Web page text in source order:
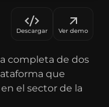
Descargar Ver demo
completa de dos
que
el sector de la